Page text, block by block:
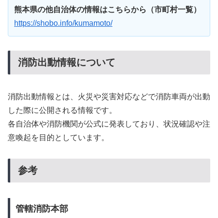
熊本県の他自治体の情報はこちらから（市町村一覧）
https://shobo.info/kumamoto/
消防出動情報について
消防出動情報とは、火災や災害対応などで消防車両が出動
した際に公開される情報です。
各自治体や消防機関が公式に発表しており、状況確認や注
意喚起を目的としています。
参考
管轄消防本部